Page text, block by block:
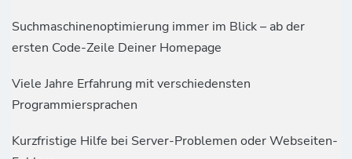
Suchmaschinenoptimierung immer im Blick – ab der
ersten Code-Zeile Deiner Homepage
Viele Jahre Erfahrung mit verschiedensten
Programmiersprachen
Kurzfristige Hilfe bei Server-Problemen oder Webseiten-